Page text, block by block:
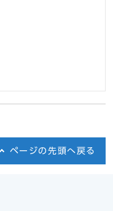
ページの先頭へ戻る